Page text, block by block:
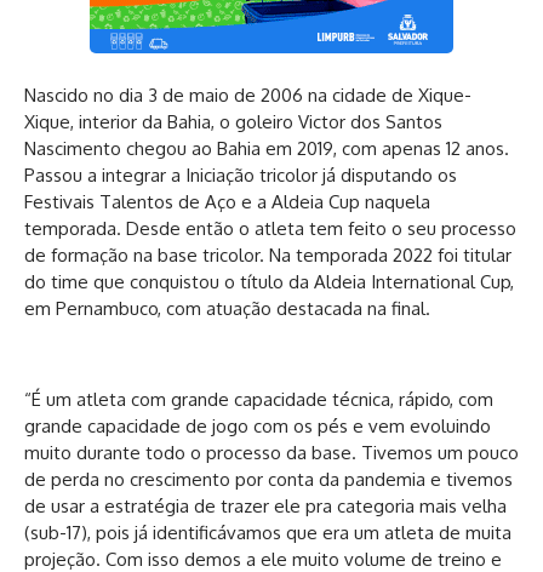
Nascido no dia 3 de maio de 2006 na cidade de Xique-
Xique, interior da Bahia, o goleiro Victor dos Santos
Nascimento chegou ao Bahia em 2019, com apenas 12 anos.
Passou a integrar a Iniciação tricolor já disputando os
Festivais Talentos de Aço e a Aldeia Cup naquela
temporada. Desde então o atleta tem feito o seu processo
de formação na base tricolor. Na temporada 2022 foi titular
do time que conquistou o título da Aldeia International Cup,
em Pernambuco, com atuação destacada na final.
“É um atleta com grande capacidade técnica, rápido, com
grande capacidade de jogo com os pés e vem evoluindo
muito durante todo o processo da base. Tivemos um pouco
de perda no crescimento por conta da pandemia e tivemos
de usar a estratégia de trazer ele pra categoria mais velha
(sub-17), pois já identificávamos que era um atleta de muita
projeção. Com isso demos a ele muito volume de treino e